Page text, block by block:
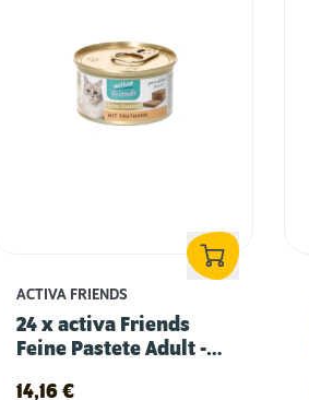
ACTIVA FRIENDS
24 x activa Friends
Feine Pastete Adult -
14,16 €